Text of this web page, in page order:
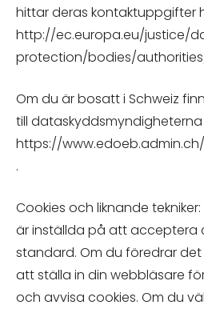
hittar deras kontaktuppgifter
http://ec.europa.eu/justice/
protection/bodies/
Om du är bosatt i Schweiz
till dataskyddsmyndigheterna
https://
.
Cookies och liknande
är inställda på att acceptera
standard. Om du föredrar
att ställa in din webbläsare
och avvisa cookies. Om du